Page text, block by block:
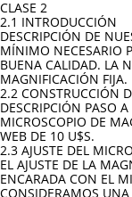
CLASE 2
2.1 INTRODUCCIÓN
DESCRIPCIÓN DE
MÍNIMO NECESARIO
BUENA CALIDAD. LA
MAGNIFICACIÓN FIJA.
2.2 CONSTRUCCIÓN
DESCRIPCIÓN PASO
MICROSCOPIO DE
WEB DE 10 U$S.
2.3 AJUSTE DEL
EL AJUSTE DE LA
ENCARADA CON EL
CONSIDERAMOS